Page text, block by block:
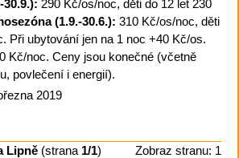
30.9.): 290 Kč/os/noc, děti do 12 let 230
(1.9.-30.6.): 310 Kč/os/noc, děti
Při ubytování jen na 1 noc +40 Kč/os.
Kč/noc. Ceny jsou konečné (včetně
povlečení i energií).
2019
Lipně (strana 1/1) Zobraz stranu: 1